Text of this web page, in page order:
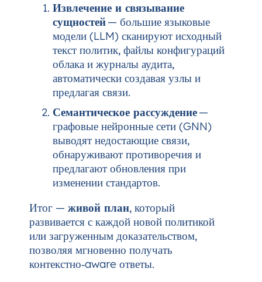
Извлечение и связывание
сущностей— большие языковые
модели (LLM) сканируют исходный
текст политик, файлы конфигураций
облака и журналы аудита,
автоматически создавая узлы и
предлагая связи.
Семантическое рассуждение—
графовые нейронные сети (GNN)
выводят недостающие связи,
обнаруживают противоречия и
предлагают обновления при
изменении стандартов.
Итог — живой план, который
развивается с каждой новой политикой
или загруженным доказательством,
позволяя мгновенно получать
контекстно‑aware ответы.